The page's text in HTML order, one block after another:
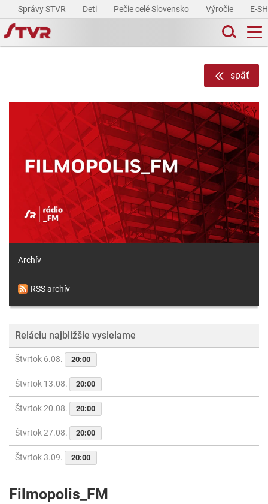
Správy STVR Deti Pečie celé Slovensko Výročie E-
späť
Archív
RSS archív
Reláciu najbližšie vysielame
Štvrtok 6.08. 20:00
Štvrtok 13.08. 20:00
Štvrtok 20.08. 20:00
Štvrtok 27.08. 20:00
Štvrtok 3.09. 20:00
Filmopolis_FM